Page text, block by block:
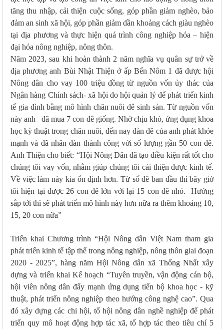
tăng thu nhập, cải thiện cuộc sống, góp phần giảm nghèo, bảo
đảm an sinh xã hội, góp phần giảm dần khoảng cách giàu nghèo
tại địa phương và thực hiện quá trình công nghiệp hóa – hiện
đại hóa nông nghiệp, nông thôn.
Năm 2023, sau khi hoàn thành 2 năm nghĩa vụ quân sự trở về
địa phương anh Bùi Nhật Thiện ở ấp Bến Nôm 1 đã được hội
Nông dân cho vay 100 triệu đồng từ nguồn vốn ủy thác của
Ngân hàng Chính sách- xã hội do hội quản lý để phát triển kinh
tế gia đình bằng mô hình chăn nuôi dê sinh sản. Từ nguồn vốn
này anh đã mua 7 con dê giống. Nhờ chịu khó, ứng dụng khoa
học kỳ thuật trong chăn nuôi, đến nay dàn dê của anh phát khỏe
mạnh và đã nhân dàn thành công với số lượng gần 50 con dê.
Anh Thiện cho biết: “Hội Nông Dân đã tạo điều kiện rất tốt cho
chúng tôi vay vốn, nhằm giúp chúng tôi cải thiện được kinh tế.
Về việc làm này kia ổn định hơn. Từ số dê ban đầu thì bây giờ
tôi hiện tại được 26 con dê lớn với lại 15 con dê nhỏ. Hướng
sắp tới thì sẽ phát triển mô hình này hơn nữa ra thêm khoảng 10,
15, 20 con nữa”
Triển khai Chương trình “Hội Nông dân Việt Nam tham gia
phát triển kinh tế tập thể trong nông nghiệp, nông thôn giai đoạn
2020 - 2025”, hàng năm Hội Nông dân xã Thống Nhất xây
dựng và triển khai Kế hoạch “Tuyên truyền, vận động cán bộ,
hội viên nông dân đẩy mạnh ứng dụng tiến bộ khoa học - kỹ
thuật, phát triển nông nghiệp theo hướng công nghệ cao”. Qua
đó xây dựng các chi hội, tổ hội nông dân nghề nghiệp để phát
triển quy mô hoạt động hợp tác xã, tổ hợp tác theo tiêu chí 5